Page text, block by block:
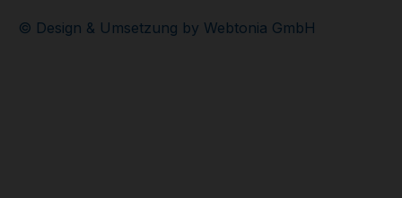
© Design & Umsetzung by Webtonia GmbH